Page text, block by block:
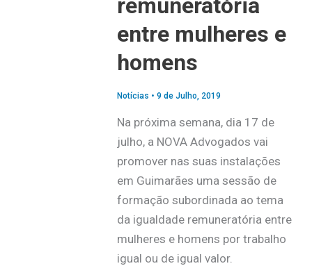
remuneratória
entre mulheres e
homens
Notícias • 9 de Julho, 2019
Na próxima semana, dia 17 de
julho, a NOVA Advogados vai
promover nas suas instalações
em Guimarães uma sessão de
formação subordinada ao tema
da igualdade remuneratória entre
mulheres e homens por trabalho
igual ou de igual valor.